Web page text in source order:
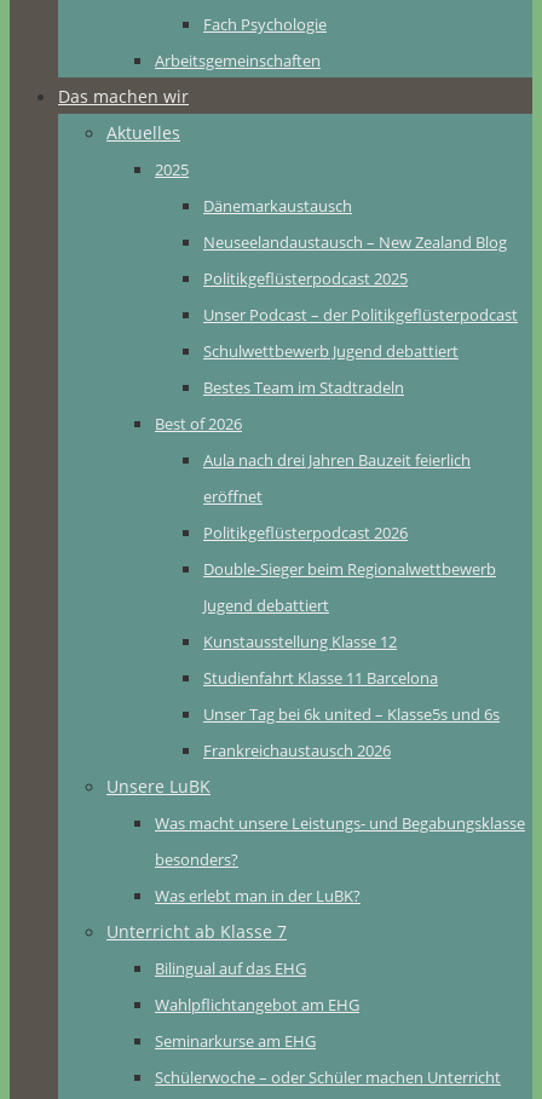
Fach Psychologie
Arbeitsgemeinschaften
Das machen wir
Aktuelles
2025
Dänemarkaustausch
Neuseelandaustausch – New Zealand Blog
Politikgeflüsterpodcast 2025
Unser Podcast – der Politikgeflüsterpodcast
Schulwettbewerb Jugend debattiert
Bestes Team im Stadtradeln
Best of 2026
Aula nach drei Jahren Bauzeit feierlich
eröffnet
Politikgeflüsterpodcast 2026
Double-Sieger beim Regionalwettbewerb
Jugend debattiert
Kunstausstellung Klasse 12
Studienfahrt Klasse 11 Barcelona
Unser Tag bei 6k united – Klasse5s und 6s
Frankreichaustausch 2026
Unsere LuBK
Was macht unsere Leistungs- und Begabungsklasse
besonders?
Was erlebt man in der LuBK?
Unterricht ab Klasse 7
Bilingual auf das EHG
Wahlpflichtangebot am EHG
Seminarkurse am EHG
Schülerwoche – oder Schüler machen Unterricht